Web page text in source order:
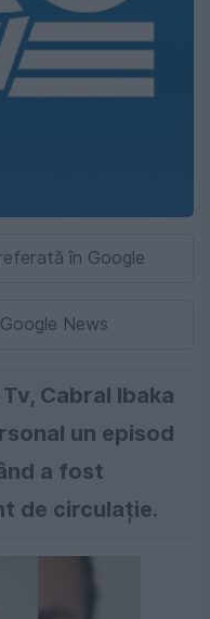
în Google
News
Cabral Ibaka
un episod
a fost
de circulație.